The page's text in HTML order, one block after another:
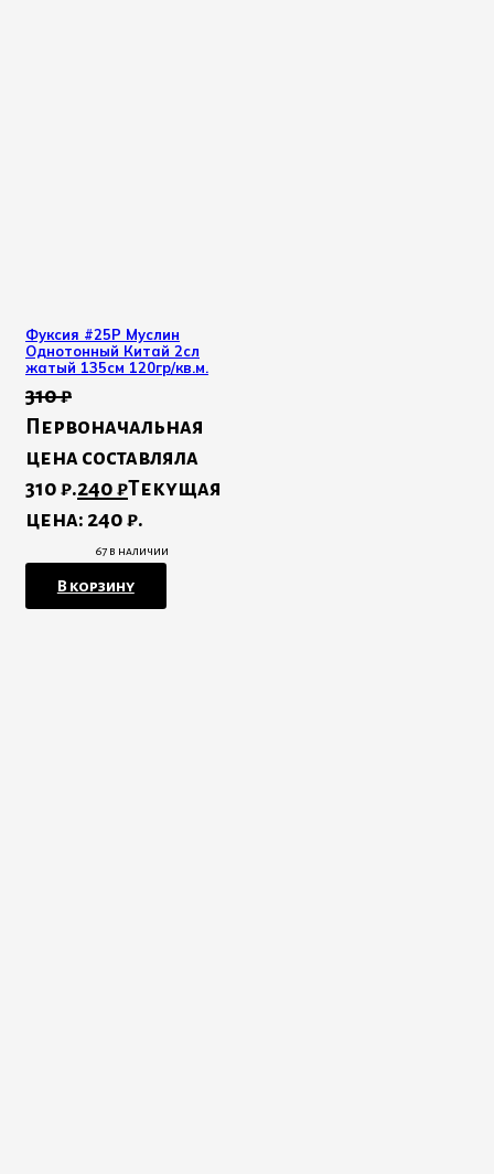
Фуксия #25Р Муслин
Однотонный Китай 2сл
жатый 135см 120гр/кв.м.
310₽
Первоначальная
цена составляла
310 ₽.240₽Текущая
цена: 240 ₽.
67 в наличии
В корзину